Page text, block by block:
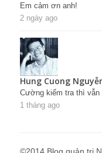
Em cảm ơn anh!
2 ngày ago
Hung Cuong
Cường kiểm tra thì vẫn
1 tháng ago
©2014 Blog quản trị